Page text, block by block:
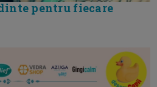
pentru fiecare